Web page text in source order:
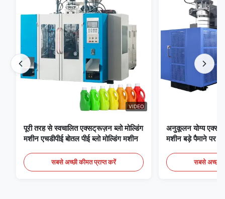
VIDEO
पूरी तरह से स्वचालित एक्सट्रूज़न ब्लो मोल्डिंग
मशीन एचडीपीई बोतल पीई ब्लो मोल्डिंग मशीन
सबसे अच्छी कीमत प्राप्त करें
अनुकूलन योग्य
मशीन बड़े पैमाने पर
सबसे अच्छी